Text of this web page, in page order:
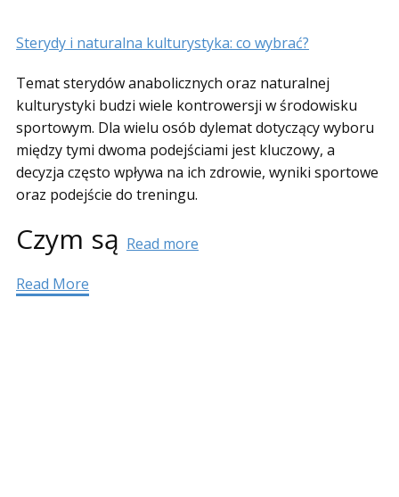
Sterydy i naturalna kulturystyka: co wybrać?
Temat sterydów anabolicznych oraz naturalnej
kulturystyki budzi wiele kontrowersji w środowisku
sportowym. Dla wielu osób dylemat dotyczący wyboru
między tymi dwoma podejściami jest kluczowy, a
decyzja często wpływa na ich zdrowie, wyniki sportowe
oraz podejście do treningu.
Czym są Read more
Read More